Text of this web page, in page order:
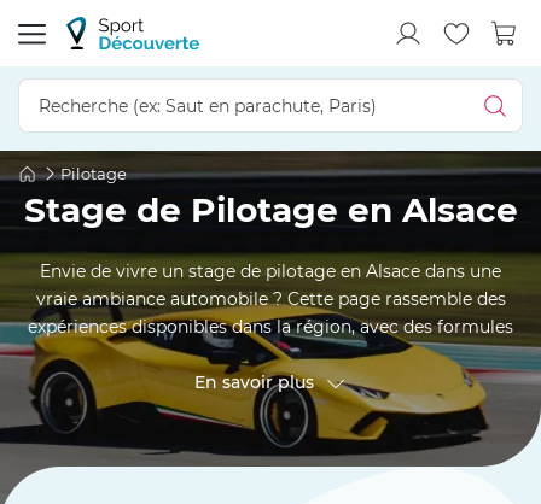
Pilotage
Stage de Pilotage en Alsace
Envie de vivre un stage de pilotage en Alsace dans une
vraie ambiance automobile ? Cette page rassemble des
expériences disponibles dans la région, avec des formules
au volant d’une GT, d’une monoplace, d’une sportive
moderne ou d’un modèle de caractère, selon l’offre
sélectionnée. Entre pilotage sur circuit, baptême en
passager, multivolant et conduite sur route, vous pouvez
comparer les sensations, les voitures proposées et le cadre
En savoir plus